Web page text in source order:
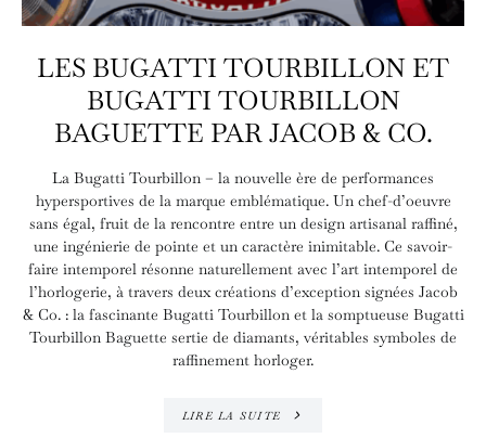
LES BUGATTI TOURBILLON ET
BUGATTI TOURBILLON
BAGUETTE PAR JACOB & CO.
La Bugatti Tourbillon – la nouvelle ère de performances
hypersportives de la marque emblématique. Un chef-d’oeuvre
sans égal, fruit de la rencontre entre un design artisanal raffiné,
une ingénierie de pointe et un caractère inimitable. Ce savoir-
faire intemporel résonne naturellement avec l’art intemporel de
l’horlogerie, à travers deux créations d’exception signées Jacob
& Co. : la fascinante Bugatti Tourbillon et la somptueuse Bugatti
Tourbillon Baguette sertie de diamants, véritables symboles de
raffinement horloger.
LIRE LA SUITE